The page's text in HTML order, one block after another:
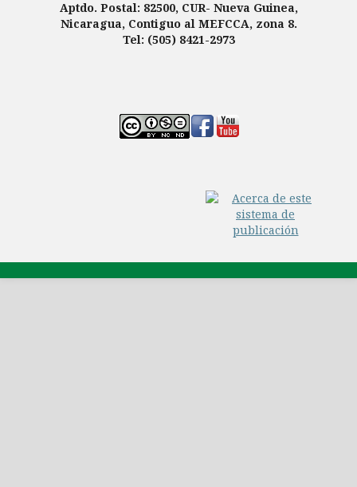
Aptdo. Postal: 82500, CUR- Nueva Guinea,
Nicaragua, Contiguo al MEFCCA, zona 8.
Tel: (505) 8421-2973